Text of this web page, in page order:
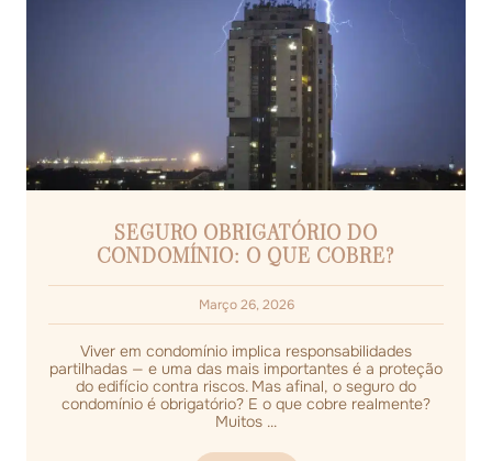
SEGURO OBRIGATÓRIO DO
CONDOMÍNIO: O QUE COBRE?
Março 26, 2026
Viver em condomínio implica responsabilidades
partilhadas — e uma das mais importantes é a proteção
do edifício contra riscos. Mas afinal, o seguro do
condomínio é obrigatório? E o que cobre realmente?
Muitos ...